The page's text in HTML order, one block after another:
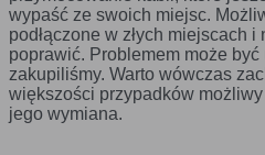
Badające
wykorzystywane
jednak nie
zidentyfikować
użytkownika
Czy pliki „cookies” zawierają
wypaść ze swoich miejsc.
podłączone w złych miejscach
poprawić. Problemem może
zakupiliśmy. Warto wówczas
większości przypadków
jego wymiana.